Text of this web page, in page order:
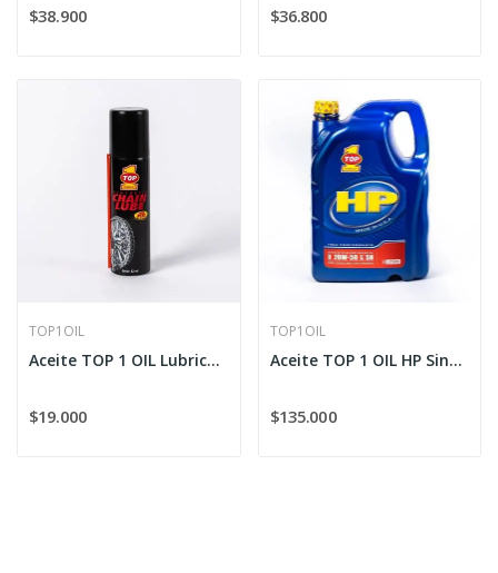
$38.900 $36.800
TOP1OIL
Aceite TOP 1 OIL Lubricante De Cadena Sintético...
$19.000
TOP1OIL
Aceite TOP 1 OIL HP Sintético 20W-50
$135.000